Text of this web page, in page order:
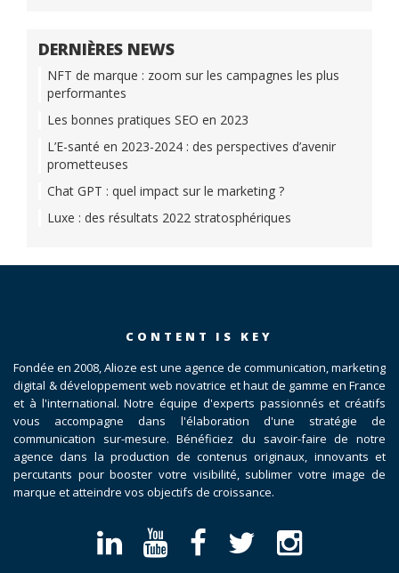
DERNIÈRES NEWS
NFT de marque : zoom sur les campagnes les plus
performantes
Les bonnes pratiques SEO en 2023
L’E-santé en 2023-2024 : des perspectives d’avenir
prometteuses
Chat GPT : quel impact sur le marketing ?
Luxe : des résultats 2022 stratosphériques
CONTENT IS KEY
Fondée en 2008, Alioze est une agence de communication, marketing
digital & développement web novatrice et haut de gamme en France
et à l'international. Notre équipe d'experts passionnés et créatifs
vous accompagne dans l'élaboration d'une stratégie de
communication sur-mesure. Bénéficiez du savoir-faire de notre
agence dans la production de contenus originaux, innovants et
percutants pour booster votre visibilité, sublimer votre image de
marque et atteindre vos objectifs de croissance.